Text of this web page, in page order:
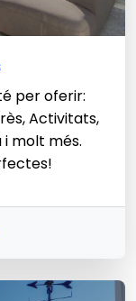
per oferir:
Activitats,
i molt més.